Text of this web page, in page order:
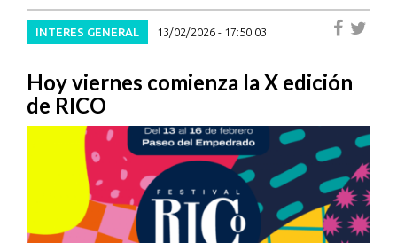
INTERES GENERAL 13/02/2026 - 17:50:03
Hoy viernes comienza la X edición
de RICO